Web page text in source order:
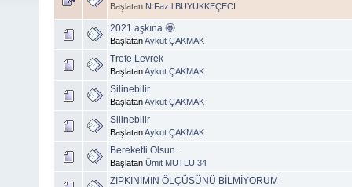
Başlatan N.Fazıl BÜYÜKKEÇECİ
2021 aşkına 🤩
BaşlatanAykut ÇAKMAK
Trofe Levrek
BaşlatanAykut ÇAKMAK
Silinebilir
BaşlatanAykut ÇAKMAK
Silinebilir
BaşlatanAykut ÇAKMAK
Bereketli Olsun...
Başlatan Ümit MUTLU 34
ZIPKINIMIN ÖLÇÜSÜNÜ BİLMİYORUM